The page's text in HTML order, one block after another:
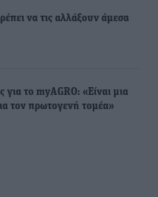
να τις αλλάξουν άμεσα
το myAGRO: «Είναι μια
τον πρωτογενή τομέα»